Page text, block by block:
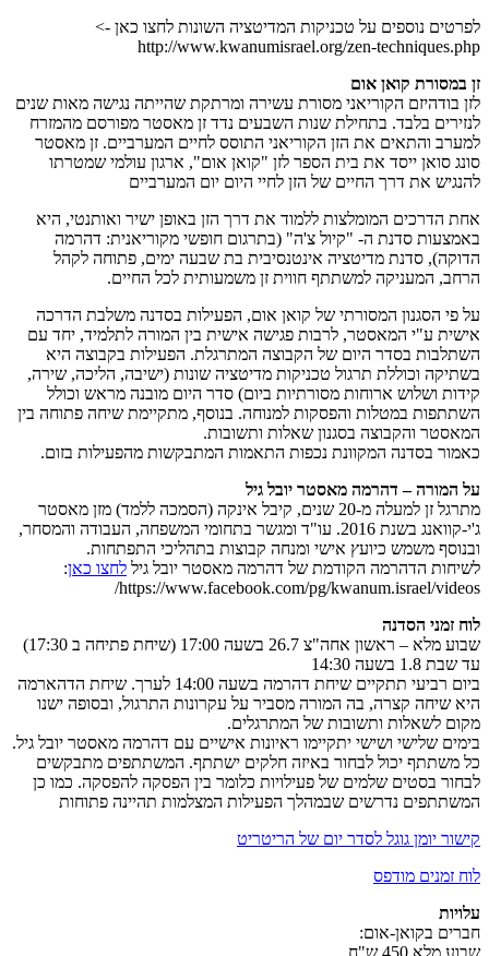
לפרטים נוספים על טכניקות המדיטציה השונות לחצו כאן ->
http://www.kwanumisrael.org/zen-techniques.php
זן במסורת קואן אום
לזן בודהיזם הקוריאני מסורת עשירה ומרתקת שהייתה נגישה מאות שנים
לנזירים בלבד. בתחילת שנות השבעים נדד זן מאסטר מפורסם מהמזרח
למערב והתאים את הזן הקוריאני התוסס לחיים המערביים. זן מאסטר
סונג סואן ייסד את בית הספר לזן "קואן אום", ארגון עולמי שמטרתו
להנגיש את דרך החיים של הזן לחיי היום יום המערביים
אחת הדרכים המומלצות ללמוד את דרך הזן באופן ישיר ואותנטי, היא
באמצעות סדנת ה- "קיול צ'ה" (בתרגום חופשי מקוריאנית: דהרמה
הדוקה), סדנת מדיטציה אינטנסיבית בת שבעה ימים, פתוחה לקהל
הרחב, המעניקה למשתתף חווית זן משמעותית לכל החיים.
על פי הסגנון המסורתי של קואן אום, הפעילות בסדנה משלבת הדרכה
אישית ע"י המאסטר, לרבות פגישה אישית בין המורה לתלמיד, יחד עם
השתלבות בסדר היום של הקבוצה המתרגלת. הפעילות בקבוצה היא
בשתיקה וכוללת תרגול טכניקות מדיטציה שונות (ישיבה, הליכה, שירה,
קידות ושלוש ארוחות מסורתיות ביום) סדר היום מובנה מראש וכולל
השתתפות במטלות והפסקות למנוחה. בנוסף, מתקיימת שיחה פתוחה בין
המאסטר והקבוצה בסגנון שאלות ותשובות.
כאמור בסדנה המקוונת נכפות התאמות המתבקשות מהפעילות בזום.
על המורה – דהרמה מאסטר יובל גיל
מתרגל זן למעלה מ-20 שנים, קיבל אינקה (הסמכה ללמד) מזן מאסטר
ג'י-קוואנג בשנת 2016. עו"ד ומגשר בתחומי המשפחה, העבודה והמסחר,
ובנוסף משמש כיועץ אישי ומנחה קבוצות בתהליכי התפתחות.
לשיחות הדהרמה הקודמת של דהרמה מאסטר יובל גיל לחצו כאן:
https://www.facebook.com/pg/kwanum.israel/videos/
לוח זמני הסדנה
שבוע מלא – ראשון אחה"צ 26.7 בשעה 17:00 (שיחת פתיחה ב 17:30)
עד שבת 1.8 בשעה 14:30
ביום רביעי תתקיים שיחת דהרמה בשעה 14:00 לערך. שיחת הדהארמה
היא שיחה קצרה, בה המורה מסביר על עקרונות התרגול, ובסופה ישנו
מקום לשאלות ותשובות של המתרגלים.
בימים שלישי ושישי יתקיימו ראיונות אישיים עם דהרמה מאסטר יובל גיל.
כל משתתף יכול לבחור באיזה חלקים ישתתף. המשתתפים מתבקשים
לבחור בסטים שלמים של פעילויות כלומר בין הפסקה להפסקה. כמו כן
המשתתפים נדרשים שבמהלך הפעילות המצלמות תהיינה פתוחות
קישור יומן גוגל לסדר יום של הריטריט
לוח זמנים מודפס
עלויות
חברים בקואן-אום:
שבוע מלא 450 ש"ח